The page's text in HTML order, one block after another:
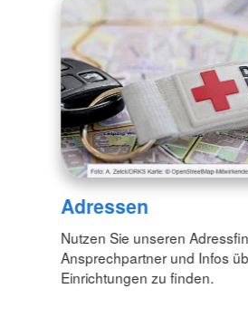
Adressen
Nutzen Sie unseren
Ansprechpartner und Infos
Einrichtungen zu finden.